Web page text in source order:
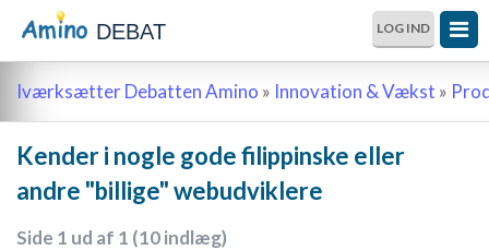
DEBAT LOG IND
Iværksætter Debatten Amino » Innovation & Vækst »
Kender i nogle gode filippinske eller
andre "billige" webudviklere
Side 1 ud af 1 (10 indlæg)